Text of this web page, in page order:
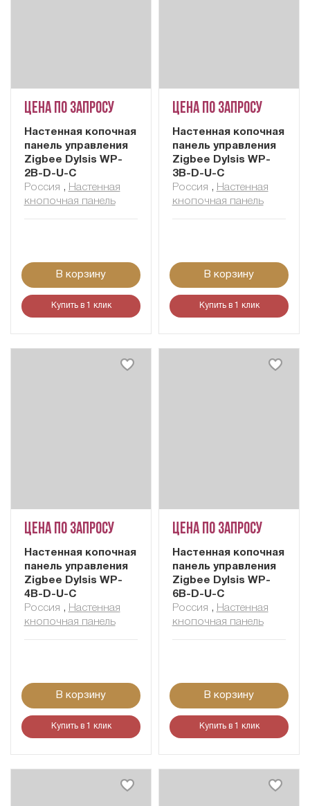
Цена по запросу
Настенная копочная
панель управления
Zigbee Dylsis WP-
2B-D-U-C
Россия , Настенная
кнопочная панель
В корзину
Купить в 1 клик
Цена по запросу
Настенная копочная
панель управления
Zigbee Dylsis WP-
3B-D-U-C
Россия , Настенная
кнопочная панель
В корзину
Купить в 1 клик
Цена по запросу
Настенная копочная
панель управления
Zigbee Dylsis WP-
4B-D-U-C
Россия , Настенная
кнопочная панель
В корзину
Купить в 1 клик
Цена по запросу
Настенная копочная
панель управления
Zigbee Dylsis WP-
6B-D-U-C
Россия , Настенная
кнопочная панель
В корзину
Купить в 1 клик